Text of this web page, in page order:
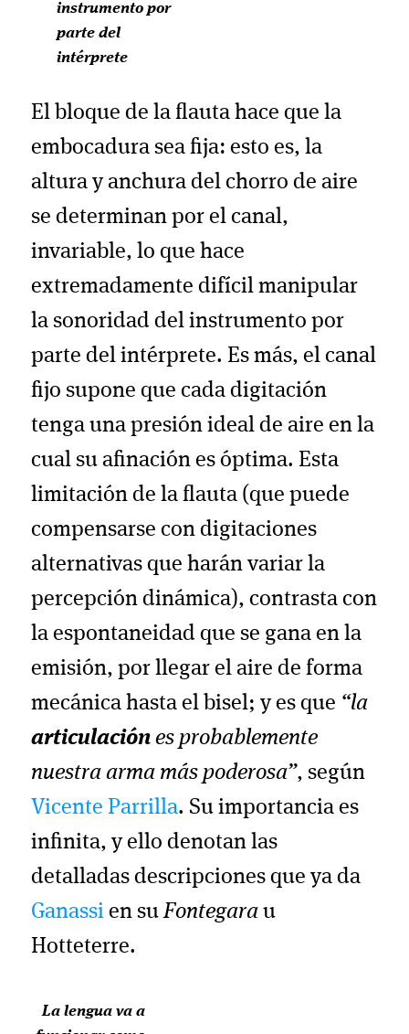
instrumento por
parte del
intérprete
El bloque de la flauta hace que la
embocadura sea fija: esto es, la
altura y anchura del chorro de aire
se determinan por el canal,
invariable, lo que hace
extremadamente difícil manipular
la sonoridad del instrumento por
parte del intérprete. Es más, el canal
fijo supone que cada digitación
tenga una presión ideal de aire en la
cual su afinación es óptima. Esta
limitación de la flauta (que puede
compensarse con digitaciones
alternativas que harán variar la
percepción dinámica), contrasta con
la espontaneidad que se gana en la
emisión, por llegar el aire de forma
mecánica hasta el bisel; y es que “la
articulación es probablemente
nuestra arma más poderosa”, según
Vicente Parrilla. Su importancia es
infinita, y ello denotan las
detalladas descripciones que ya da
Ganassi en suFontegara u
Hotteterre.
La lengua va a